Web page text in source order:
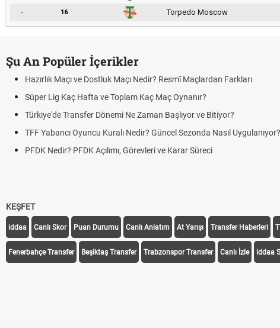
-
16 Torpedo Moscow
Şu An Popüler İçerikler
Hazırlık Maçı ve Dostluk Maçı Nedir? Resmî Maçlardan Farkları
Süper Lig Kaç Hafta ve Toplam Kaç Maç Oynanır?
Türkiye'de Transfer Dönemi Ne Zaman Başlıyor ve Bitiyor?
TFF Yabancı Oyuncu Kuralı Nedir? Güncel Sezonda Nasıl Uygulanıyor?
PFDK Nedir? PFDK Açılımı, Görevleri ve Karar Süreci
KEŞFET
iddaa Canlı Skor Puan Durumu Canlı Anlatım At Yarışı Transfer Haberleri
Fenerbahçe Transfer Beşiktaş Transfer Trabzonspor Transfer Canlı İzle iddaa